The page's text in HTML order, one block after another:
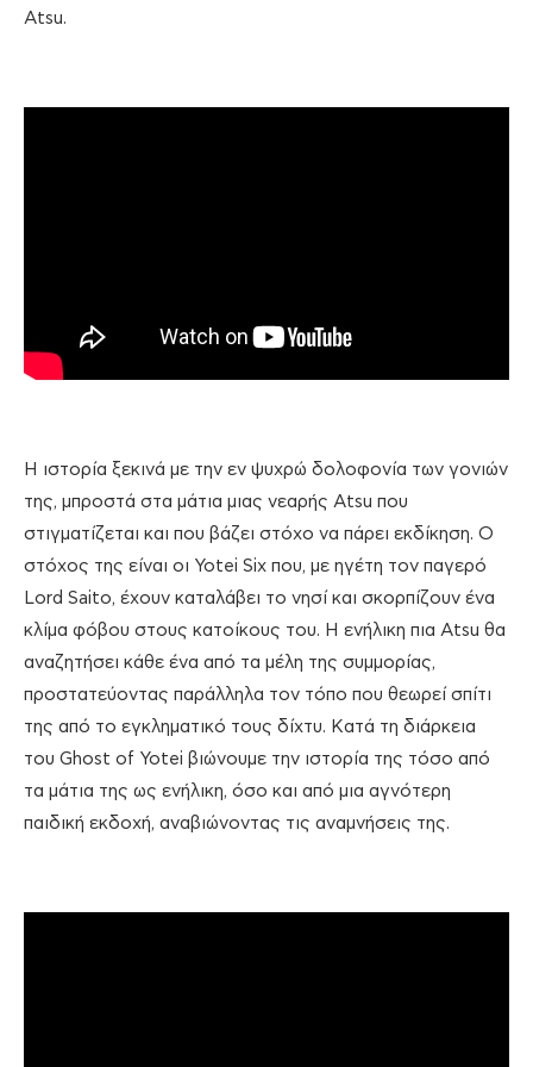
Atsu.
Η ιστορία ξεκινά με την εν ψυχρώ δολοφονία των γονιών
της, μπροστά στα μάτια μιας νεαρής Atsu που
στιγματίζεται και που βάζει στόχο να πάρει εκδίκηση. Ο
στόχος της είναι οι Yotei Six που, με ηγέτη τον παγερό
Lord Saito, έχουν καταλάβει το νησί και σκορπίζουν ένα
κλίμα φόβου στους κατοίκους του. Η ενήλικη πια Atsu θα
αναζητήσει κάθε ένα από τα μέλη της συμμορίας,
προστατεύοντας παράλληλα τον τόπο που θεωρεί σπίτι
της από το εγκληματικό τους δίχτυ. Κατά τη διάρκεια
του Ghost of Yotei βιώνουμε την ιστορία της τόσο από
τα μάτια της ως ενήλικη, όσο και από μια αγνότερη
παιδική εκδοχή, αναβιώνοντας τις αναμνήσεις της.